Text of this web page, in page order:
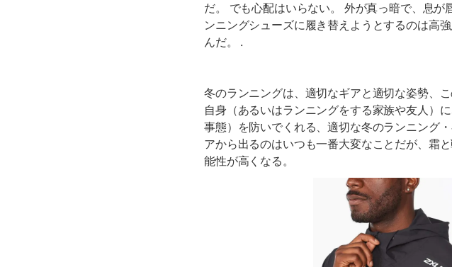
だ。 でも心配はいらない。 外が真っ暗で、息
ンニングシューズに履き替えようとするのは高
んだ。 .
冬のランニングは、適切なギアと適切な姿勢、
自身（あるいはランニングをする家族や友人）
事態）を防いでくれる、適切な冬のランニング
アから出るのはいつも一番大変なことだが、霜
能性が高くなる。